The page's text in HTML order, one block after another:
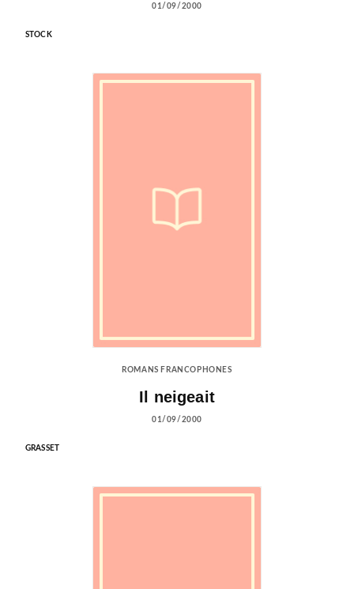
01/09/2000
STOCK
ROMANS FRANCOPHONES
Il neigeait
01/09/2000
GRASSET